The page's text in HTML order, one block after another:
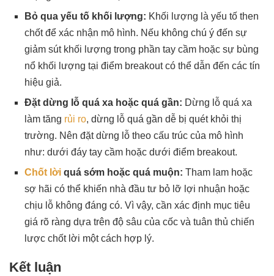
Bỏ qua yếu tố khối lượng: Khối lượng là yếu tố then
chốt để xác nhận mô hình. Nếu không chú ý đến sự
giảm sút khối lượng trong phần tay cầm hoặc sự bùng
nổ khối lượng tại điểm breakout có thể dẫn đến các tín
hiệu giả.
Đặt dừng lỗ quá xa hoặc quá gần: Dừng lỗ quá xa
làm tăng rủi ro, dừng lỗ quá gần dễ bị quét khỏi thị
trường. Nên đặt dừng lỗ theo cấu trúc của mô hình
như: dưới đáy tay cầm hoặc dưới điểm breakout.
Chốt lời quá sớm hoặc quá muộn: Tham lam hoặc
sợ hãi có thể khiến nhà đầu tư bỏ lỡ lợi nhuận hoặc
chịu lỗ không đáng có. Vì vậy, cần xác định mục tiêu
giá rõ ràng dựa trên độ sâu của cốc và tuân thủ chiến
lược chốt lời một cách hợp lý.
Kết luận